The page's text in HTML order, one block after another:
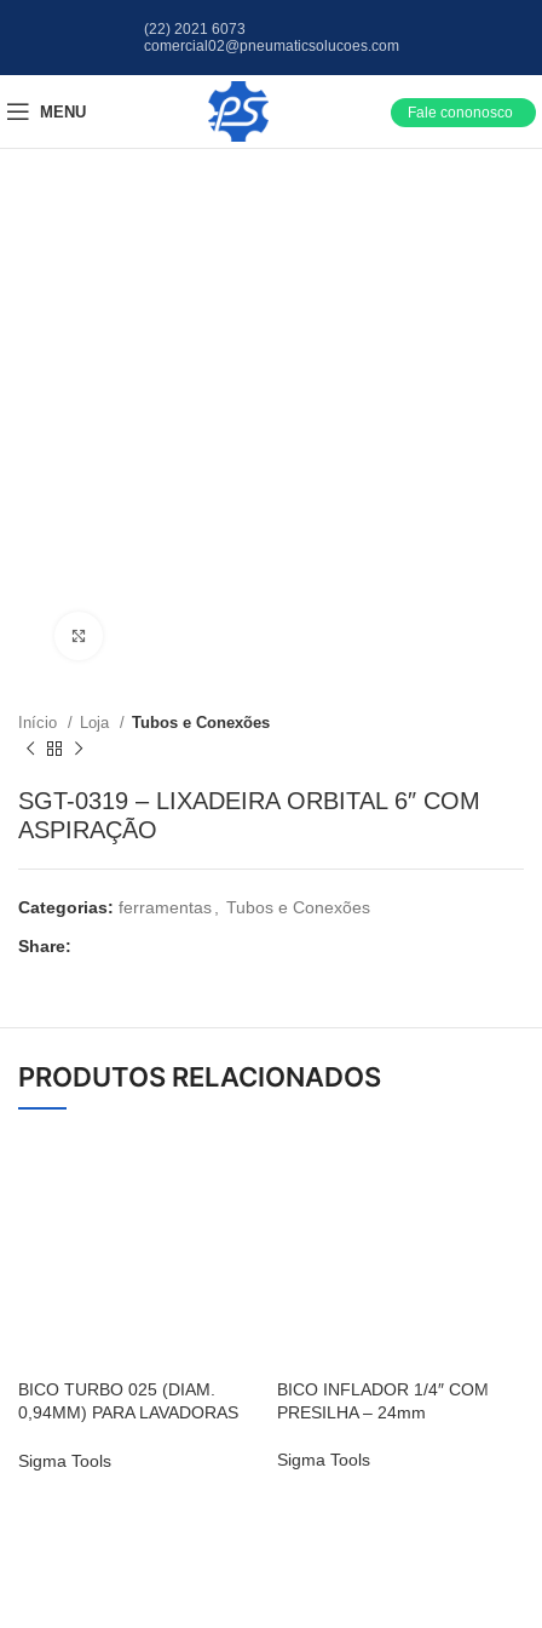
(22) 2021 6073
comercial02@pneumaticsolucoes.com
MENU Fale cononosco
Início Loja Tubos e Conexões
SGT-0319 – LIXADEIRA ORBITAL 6″ COM
ASPIRAÇÃO
Categorias: ferramentas
Tubos e Conexões
Share:
PRODUTOS RELACIONADOS
BICO TURBO 025 (DIAM.
0,94MM) PARA LAVADORAS
Sigma Tools
BICO INFLADOR 1/4″ COM
PRESILHA – 24mm
Sigma Tools